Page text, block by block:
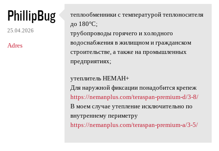
PhillipBug
25.04.2026
Adres
теплообменники с температурой
теплообменники с температурой теплоносителя
до 180°С;
трубопроводы горячего и холодного
водоснабжения в жилищном и гражданском
строительстве, а также на промышленных
предприятиях;
утеплитель НЕМАН+
Для наружной фиксации понадобится крепеж
https://nemanplus.com/teraspan-premium-d/3-8/
В моем случае утепление исключительно по
внутреннему периметру
https://nemanplus.com/teraspan-premium-a/3-5/